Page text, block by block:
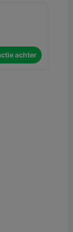
achter